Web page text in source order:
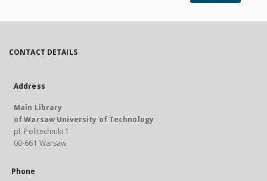
CONTACT DETAILS
Address
Main Library
of Warsaw University of Technology
pl. Politechniki 1
00-661 Warsaw
Phone